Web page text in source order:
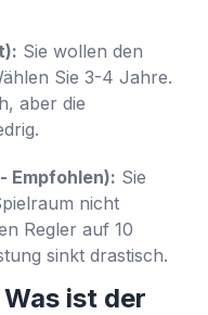
Sie wollen den
Sie 3-4 Jahre.
aber die
Empfohlen): Sie
nicht
Regler auf 10
sinkt drastisch.
ist der